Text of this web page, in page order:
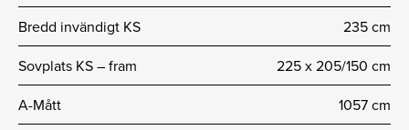
Bredd invändigt KS
235 cm
Sovplats KS – fram
225 x 205/150 cm
A-Mått
1057 cm